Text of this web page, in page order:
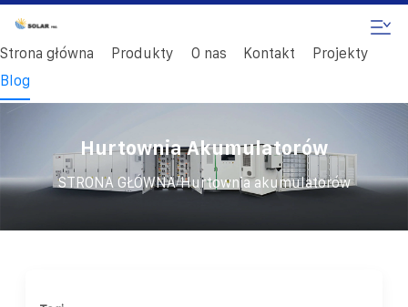
Strona główna Produkty O nas Kontakt
Projekty
Blog
Hurtownia Akumulatorów
STRONA GŁÓWNA/Hurtownia akumulatorów